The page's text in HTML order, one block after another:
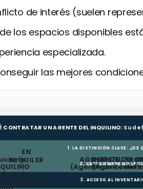
de interés (suelen
de los espacios disponibles
especializada.
las mejores
CONTRATAR UN AGENTE DEL INQUILINO: Su
1. LA DISTINCIÓN CLAVE: ¿DE
AGENTE DEL
(Agente de
EN
ALQUILER
AGENTE DEL
(Agente del
bajo,
para el
2. CASI SIEMPRE NO LE
3. ACCESO AL